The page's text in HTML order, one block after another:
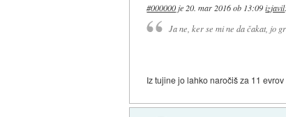
#000000 je 20. mar 2016 ob 13:09 izjavil:
Ja ne, ker se mi ne da čakat, jo
Iz tujine jo lahko naročiš za 11